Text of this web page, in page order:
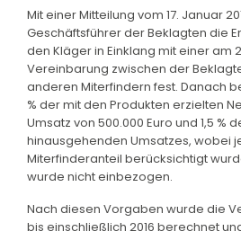
Mit einer Mitteilung vom 17. Januar
Geschäftsführer der Beklagten die
den Kläger in Einklang mit einer am
Vereinbarung zwischen der
anderen Miterfindern fest. Danach
% der mit den Produkten erzielten
Umsatz von 500.000 Euro und 1,5 %
hinausgehenden Umsatzes, wobei
Miterfinderanteil berücksichtigt
wurde nicht einbezogen.
Nach diesen Vorgaben wurde die
bis einschließlich 2016 berechnet